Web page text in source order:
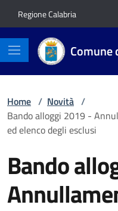
Regione Calabria
Comune
Home / Novità /
Bando alloggi 2019 -
ed elenco degli esclusi
Bando